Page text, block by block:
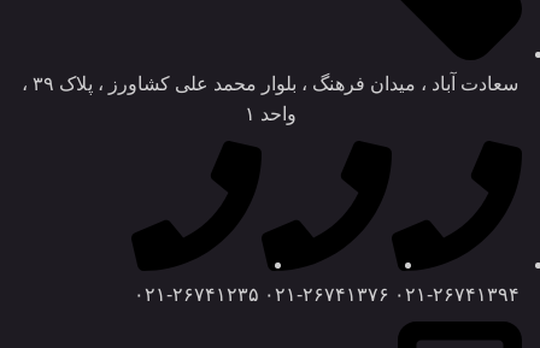
سعادت آباد ، میدان فرهنگ ، بلوار محمد علی کشاورز ، پلاک ۳۹ ،
واحد ۱
۰۲۱-۲۶۷۴۱۳۹۴ ۰۲۱-۲۶۷۴۱۳۷۶ ۰۲۱-۲۶۷۴۱۲۳۵